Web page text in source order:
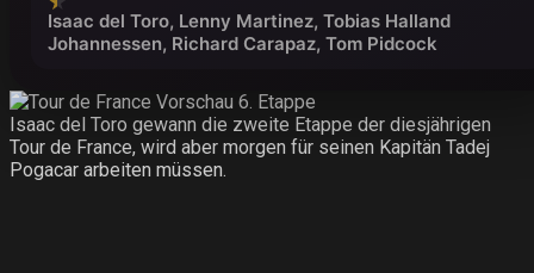
Isaac del Toro, Lenny Martinez, Tobias Halland
Johannessen, Richard Carapaz, Tom Pidcock
Isaac del Toro gewann die zweite Etappe der diesjährigen
Tour de France, wird aber morgen für seinen Kapitän Tadej
Pogacar arbeiten müssen.